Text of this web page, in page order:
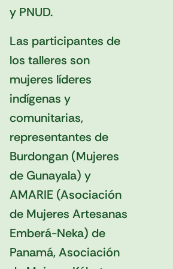
y PNUD.
Las participantes de
los talleres son
mujeres líderes
indígenas y
comunitarias,
representantes de
Burdongan (Mujeres
de Gunayala) y
AMARIE (Asociación
de Mujeres Artesanas
Emberá-Neka) de
Panamá, Asociación